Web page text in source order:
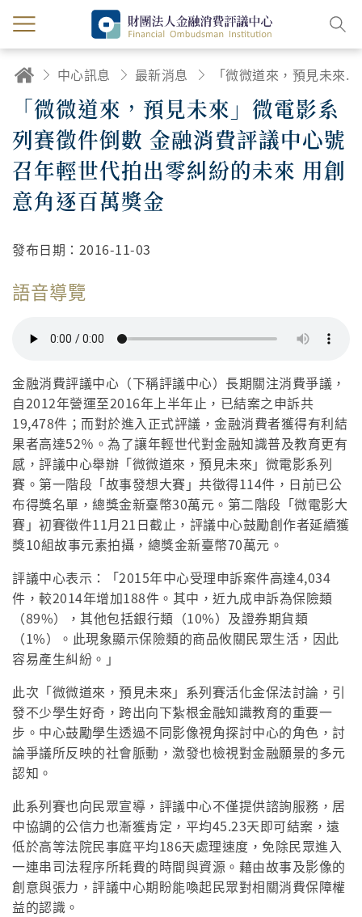
中心訊息 最新消息 「微微道來，預見未來」微電影系列賽徵件倒數 金融消費評議中心號召年輕世代拍出零糾紛的未來 用創意角逐百萬獎金
「微微道來，預見未來」微電影系
列賽徵件倒數 金融消費評議中心號
召年輕世代拍出零糾紛的未來 用創
意角逐百萬獎金
發布日期： 2016-11-03
語音導覽
金融消費評議中心（下稱評議中心）長期關注消費爭議，
自2012年營運至2016年上半年止，已結案之申訴共
19,478件；而對於進入正式評議，金融消費者獲得有利結
果者高達52％。為了讓年輕世代對金融知識普及教育更有
感，評議中心舉辦「微微道來，預見未來」微電影系列
賽。第一階段「故事發想大賽」共徵得114件，日前已公
布得獎名單，總獎金新臺幣30萬元。第二階段「微電影大
賽」初賽徵件11月21日截止，評議中心鼓勵創作者延續獲
獎10組故事元素拍攝，總獎金新臺幣70萬元。
評議中心表示：「2015年中心受理申訴案件高達4,034
件，較2014年增加188件。其中，近九成申訴為保險類
（89%），其他包括銀行類（10%）及證券期貨類
（1%）。此現象顯示保險類的商品攸關民眾生活，因此
容易產生糾紛。」
此次「微微道來，預見未來」系列賽活化金保法討論，引
發不少學生好奇，跨出向下紮根金融知識教育的重要一
步。中心鼓勵學生透過不同影像視角探討中心的角色，討
論爭議所反映的社會脈動，激發也檢視對金融願景的多元
認知。
此系列賽也向民眾宣導，評議中心不僅提供諮詢服務，居
中協調的公信力也漸獲肯定，平均45.23天即可結案，遠
低於高等法院民事庭平均186天處理速度，免除民眾進入
一連串司法程序所耗費的時間與資源。藉由故事及影像的
創意與張力，評議中心期盼能喚起民眾對相關消費保障權
益的認識。